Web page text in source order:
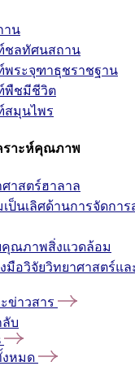
าน
ลทัศนสถาน
ระจุฑาธุชราชฐาน
ชมีชีวิต
มุนไพร
ราะห์คุณภาพ
าสตร์ฮาลาล
ป็นเลิศด้านการจัดการ
คุณภาพสิ่งแวดล้อม
มือวิจัยวิทยาศาสตร์แล
ข่าวสาร
บ
งหมด